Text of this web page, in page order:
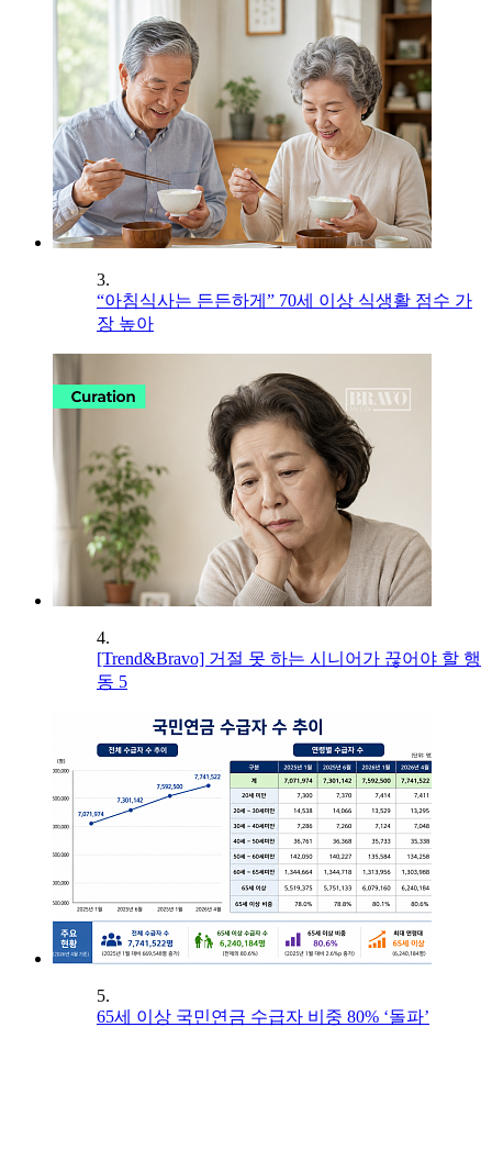
3.
“아침식사는 든든하게” 70세 이상 식생활 점수 가
장 높아
4.
[Trend&Bravo] 거절 못 하는 시니어가 끊어야 할 행
동 5
5.
65세 이상 국민연금 수급자 비중 80% ‘돌파’